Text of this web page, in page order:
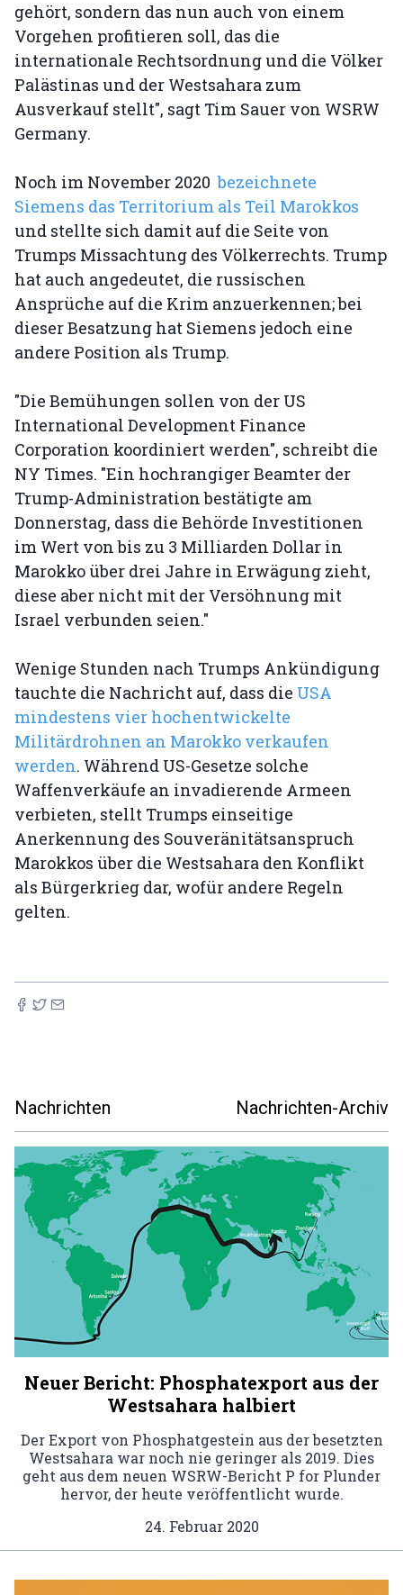
gehört, sondern das nun auch von einem
Vorgehen profitieren soll, das die
internationale Rechtsordnung und die Völker
Palästinas und der Westsahara zum
Ausverkauf stellt", sagt Tim Sauer von WSRW
Germany.
Noch im November 2020bezeichnete
Siemens das Territorium als Teil Marokkos
und stellte sich damit auf die Seite von
Trumps Missachtung des Völkerrechts. Trump
hat auch angedeutet, die russischen
Ansprüche auf die Krim anzuerkennen; bei
dieser Besatzung hat Siemens jedoch eine
andere Position als Trump.
"Die Bemühungen sollen von der US
International Development Finance
Corporation koordiniert werden", schreibt die
NY Times. "Ein hochrangiger Beamter der
Trump-Administration bestätigte am
Donnerstag, dass die Behörde Investitionen
im Wert von bis zu 3 Milliarden Dollar in
Marokko über drei Jahre in Erwägung zieht,
diese aber nicht mit der Versöhnung mit
Israel verbunden seien."
Wenige Stunden nach Trumps Ankündigung
tauchte die Nachricht auf, dass die USA
mindestens vier hochentwickelte
Militärdrohnen an Marokko verkaufen
werden. Während US-Gesetze solche
Waffenverkäufe an invadierende Armeen
verbieten, stellt Trumps einseitige
Anerkennung des Souveränitätsanspruch
Marokkos über die Westsahara den Konflikt
als Bürgerkrieg dar, wofür andere Regeln
gelten.
Nachrichten Nachrichten-Archiv
Neuer Bericht: Phosphatexport aus der
Westsahara halbiert
Der Export von Phosphatgestein aus der besetzten
Westsahara war noch nie geringer als 2019. Dies
geht aus dem neuen WSRW-Bericht P for Plunder
hervor, der heute veröffentlicht wurde.
24. Februar 2020